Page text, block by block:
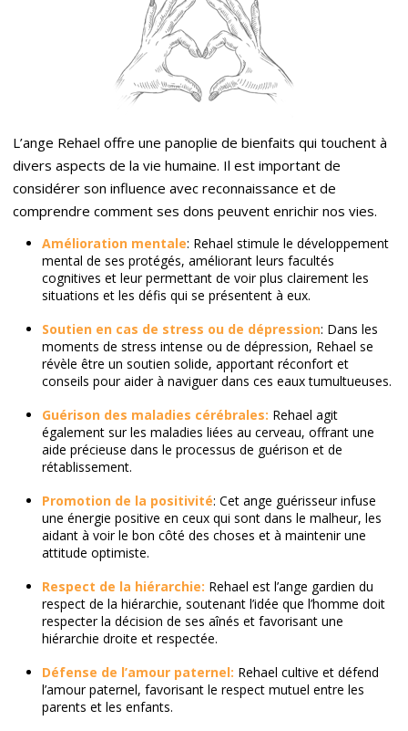
L’ange Rehael offre une panoplie de bienfaits qui touchent à
divers aspects de la vie humaine. Il est important de
considérer son influence avec reconnaissance et de
comprendre comment ses dons peuvent enrichir nos vies.
Amélioration mentale: Rehael stimule le développement
mental de ses protégés, améliorant leurs facultés
cognitives et leur permettant de voir plus clairement les
situations et les défis qui se présentent à eux.
Soutien en cas de stress ou de dépression: Dans les
moments de stress intense ou de dépression, Rehael se
révèle être un soutien solide, apportant réconfort et
conseils pour aider à naviguer dans ces eaux tumultueuses.
Guérison des maladies cérébrales: Rehael agit
également sur les maladies liées au cerveau, offrant une
aide précieuse dans le processus de guérison et de
rétablissement.
Promotion de la positivité: Cet ange guérisseur infuse
une énergie positive en ceux qui sont dans le malheur, les
aidant à voir le bon côté des choses et à maintenir une
attitude optimiste.
Respect de la hiérarchie: Rehael est l’ange gardien du
respect de la hiérarchie, soutenant l’idée que l’homme doit
respecter la décision de ses aînés et favorisant une
hiérarchie droite et respectée.
Défense de l’amour paternel: Rehael cultive et défend
l’amour paternel, favorisant le respect mutuel entre les
parents et les enfants.